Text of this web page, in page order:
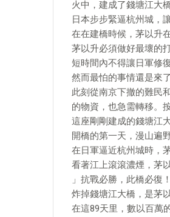
火中，建成了錢塘江大橋
日本步步緊逼杭州城，
在在建橋時候，茅以升
茅以升必須做好最壞的
短時間內不得讓日軍修復
然而最怕的事情還是來
此刻從南京下撤的難民
的物資，也急需轉移。
這座剛剛建成的錢塘江
開橋的第一天，漫山遍
在日軍逼近杭州城時，
看著江上滾滾濃煙，茅
」抗戰必勝，此橋必復
炸掉錢塘江大橋，是茅
在這89天里，數以百萬